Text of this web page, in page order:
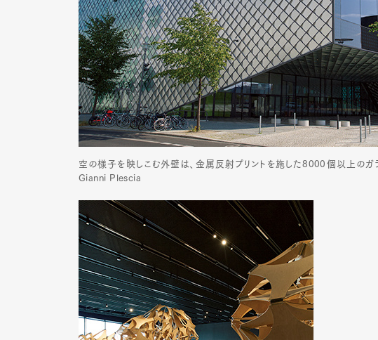
空の様子を映しこむ外壁は、金属反射プリントを施した8000個以上の
Gianni Plescia